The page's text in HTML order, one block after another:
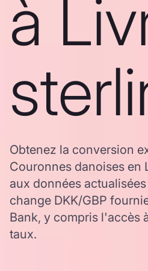
à
Obtenez la conversion
Couronnes danoises en
aux données
change DKK/GBP
Bank, y compris l'accès
taux.